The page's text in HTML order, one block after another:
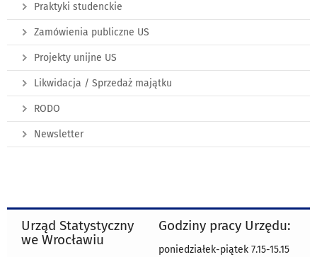
Praktyki studenckie
Zamówienia publiczne US
Projekty unijne US
Likwidacja / Sprzedaż majątku
RODO
Newsletter
Urząd Statystyczny
we Wrocławiu
Godziny pracy Urzędu:
poniedziałek-piątek 7.15-15.15